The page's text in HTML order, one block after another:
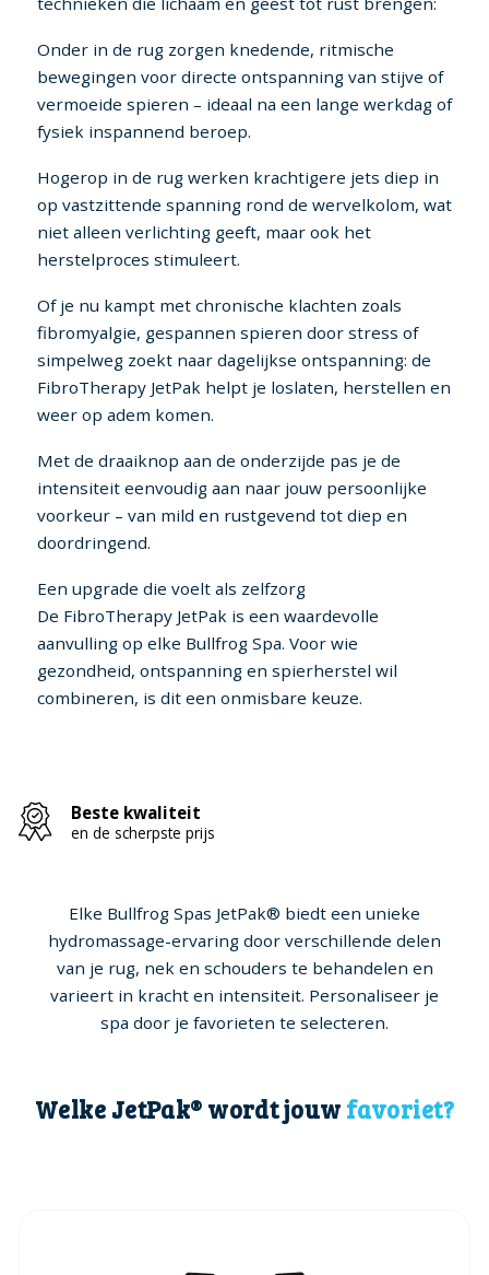
Onder in de rug zorgen knedende, ritmische
bewegingen voor directe ontspanning van stijve of
vermoeide spieren – ideaal na een lange werkdag of
fysiek inspannend beroep.
Hogerop in de rug werken krachtigere jets diep in
op vastzittende spanning rond de wervelkolom, wat
niet alleen verlichting geeft, maar ook het
herstelproces stimuleert.
Of je nu kampt met chronische klachten zoals
fibromyalgie, gespannen spieren door stress of
simpelweg zoekt naar dagelijkse ontspanning: de
FibroTherapy JetPak helpt je loslaten, herstellen en
weer op adem komen.
Met de draaiknop aan de onderzijde pas je de
intensiteit eenvoudig aan naar jouw persoonlijke
voorkeur – van mild en rustgevend tot diep en
doordringend.
Een upgrade die voelt als zelfzorg
De FibroTherapy JetPak is een waardevolle
aanvulling op elke Bullfrog Spa. Voor wie
gezondheid, ontspanning en spierherstel wil
combineren, is dit een onmisbare keuze.
Beste kwaliteit
en de scherpste prijs
Elke Bullfrog Spas JetPak® biedt een unieke
hydromassage-ervaring door verschillende delen
van je rug, nek en schouders te behandelen en
varieert in kracht en intensiteit. Personaliseer je
spa door je favorieten te selecteren.
Welke JetPak® wordt jouw favoriet?